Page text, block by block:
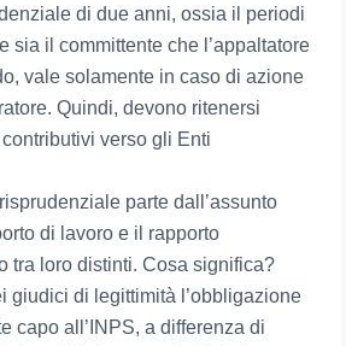
di due anni, ossia il periodi
sia il committente che l’appaltatore
vale solamente in caso di azione
Quindi, devono ritenersi
verso gli Enti
parte dall’assunto
di lavoro e il rapporto
tra loro distinti. Cosa significa?
giudici di legittimità l’obbligazione
capo all’INPS, a differenza di